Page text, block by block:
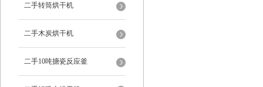
二手转筒烘干机
二手木炭烘干机
二手10吨搪瓷反应釜